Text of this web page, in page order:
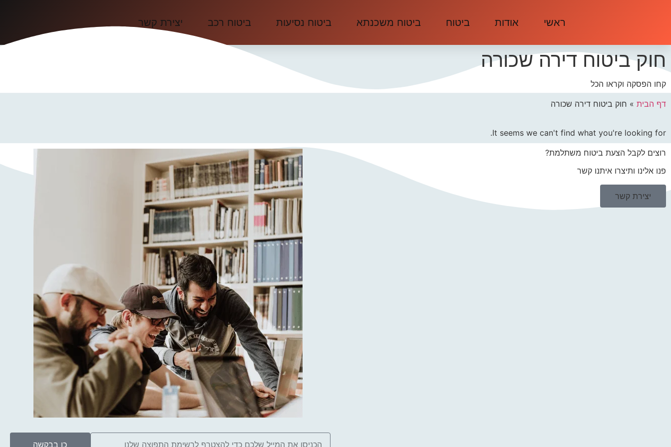
ראשי אודות ביטוח ביטוח משכנתא ביטוח נסיעות ביטוח רכב יצירת קשר
חוק ביטוח דירה שכורה
קחו הפסקה וקראו הכל
דף הבית » חוק ביטוח דירה שכורה
It seems we can't find what you're looking for.
רוצים לקבל הצעת ביטוח משתלמת?
פנו אלינו ותיצרו איתנו קשר
יצירת קשר
כן בבקשה